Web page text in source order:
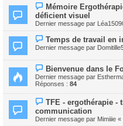
Mémoire
déficient visuel
Dernier message par
Temps de travail en
Dernier message par
Bienvenue dans le
Dernier message par
Réponses : 84
TFE - ergothérapie -
communication
Dernier message par Mimiiie «